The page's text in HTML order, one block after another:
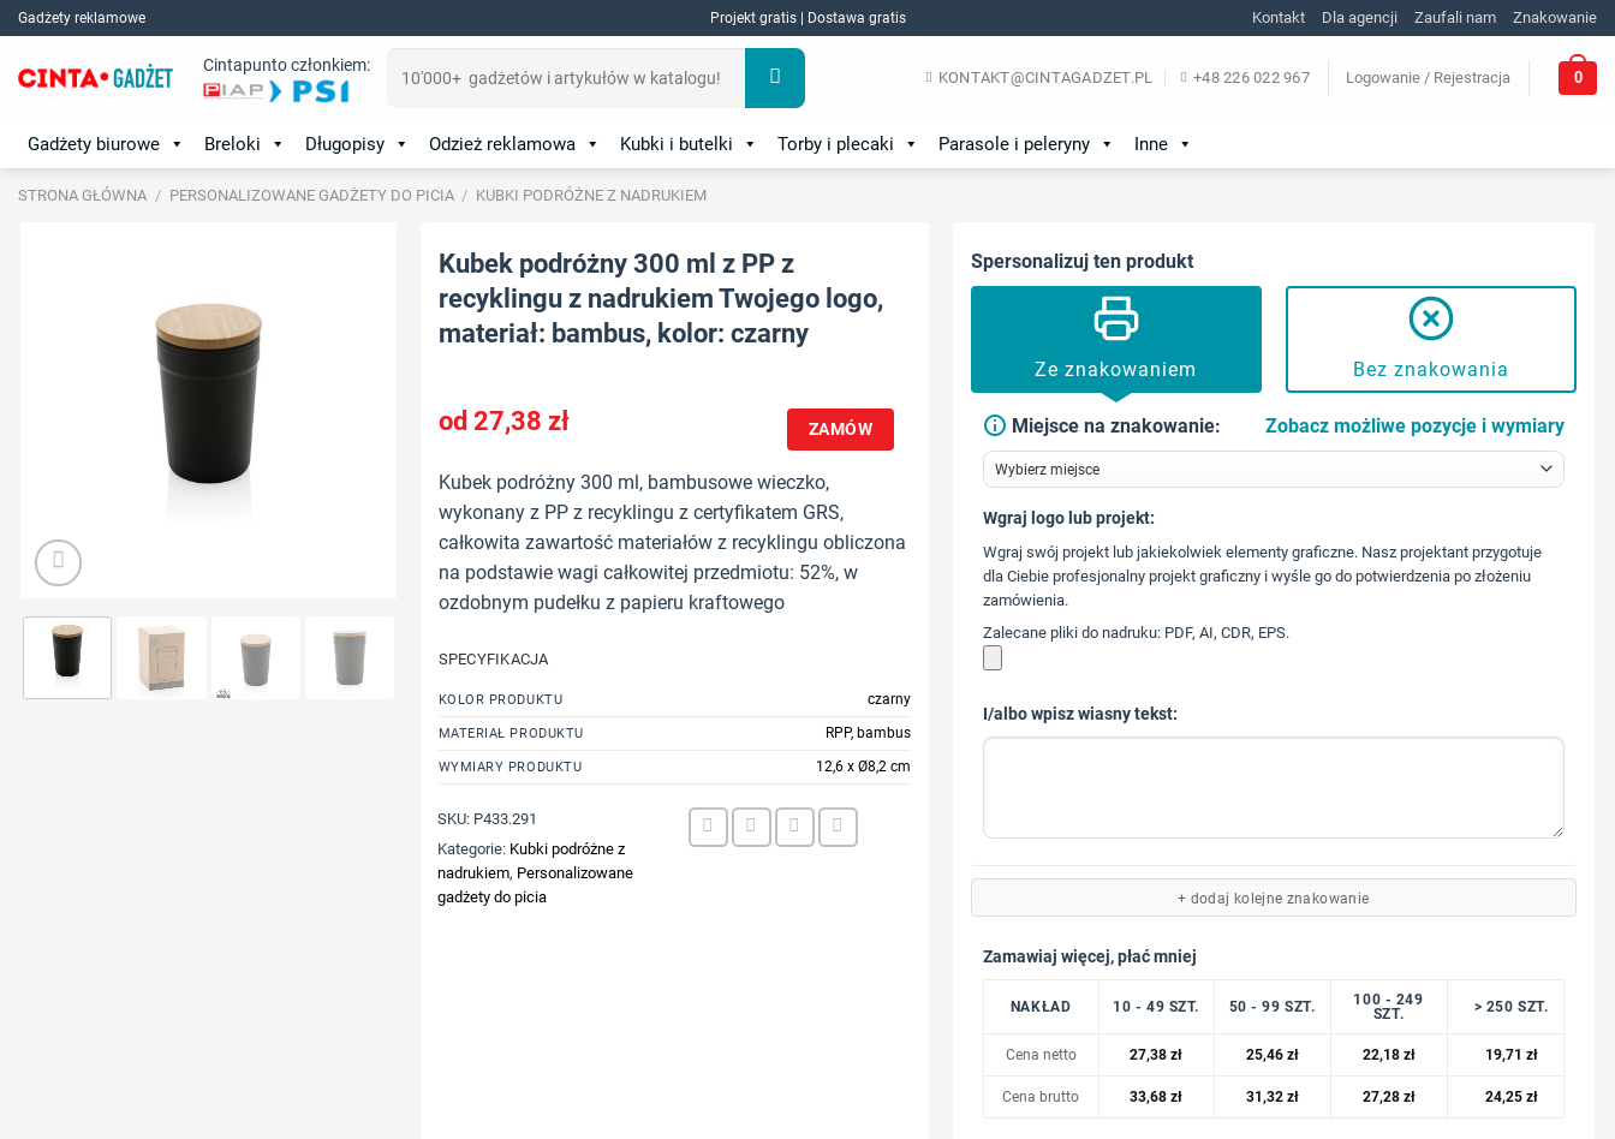
Skip
to
content
Gadżety reklamowe Projekt gratis | Dostawa gratis Kontakt Dla agencji Zaufali nam Znakowanie
Cintapunto członkiem:
KONTAKT@CINTAGADZET.PL +48 226 022 967 Logowanie / Rejestracja 0
Gadżety biurowe Breloki Długopisy Odzież reklamowa Kubki i butelki Torby i plecaki Parasole i peleryny Inne
STRONA GŁÓWNA / PERSONALIZOWANE GADŻETY DO PICIA / KUBKI PODRÓŻNE Z NADRUKIEM
Kubek podróżny 300 ml z PP z
recyklingu z nadrukiem Twojego logo,
materiał: bambus, kolor: czarny
27,38 zł ZAMÓW
Kubek podróżny 300 ml, bambusowe wieczko,
wykonany z PP z recyklingu z certyfikatem GRS,
całkowita zawartość materiałów z recyklingu obliczona
na podstawie wagi całkowitej przedmiotu: 52%, w
ozdobnym pudełku z papieru kraftowego
SPECYFIKACJA
KOLOR PRODUKTU czarny
MATERIAŁ PRODUKTU RPP, bambus
WYMIARY PRODUKTU 12,6 x Ø8,2 cm
SKU: P433.291
Kategorie: Kubki podróżne z
nadrukiem, Personalizowane
gadżety do picia
Spersonalizuj ten produkt
Ze znakowaniem Bez znakowania
Miejsce na znakowanie: Zobacz możliwe pozycje i wymiary
573 568 217
Wgraj logo lub projekt:
Wgraj swój projekt lub jakiekolwiek elementy graficzne. Nasz projektant przygotuje
dla Ciebie profesjonalny projekt graficzny i wyśle go do potwierdzenia po złożeniu
zamówienia.
Zalecane pliki do nadruku: PDF, AI, CDR, EPS.
I/albo wpisz wiasny tekst:
+ dodaj kolejne znakowanie
Zamawiaj więcej, płać mniej
NAKŁAD 10 - 49 SZT. 50 - 99 SZT.
100 - 249
SZT.
> 250 SZT.
Cena netto 27,38zł 25,46 zł 22,18 zł 19,71 zł
Cena brutto 33,68zł 31,32 zł 27,28 zł 24,25 zł